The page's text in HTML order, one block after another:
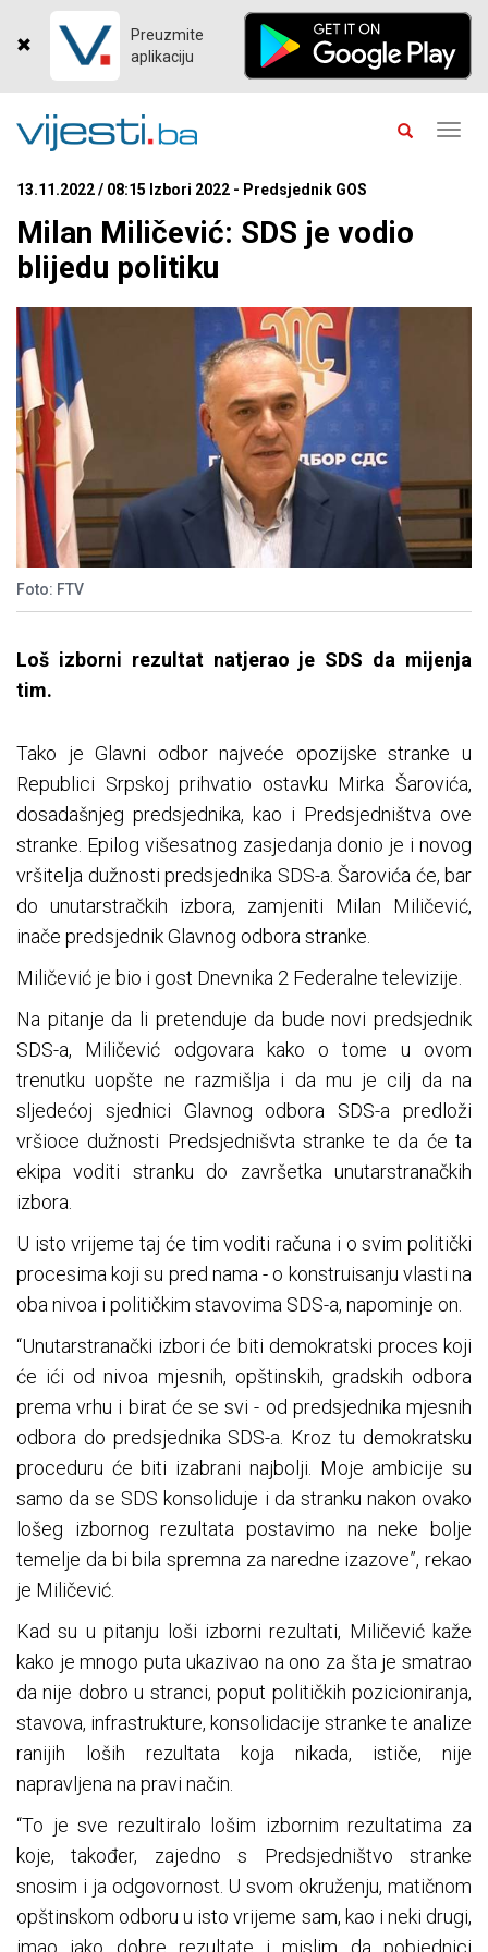
Preuzmite
aplikaciju
13.11.2022 / 08:15 Izbori 2022 - Predsjednik GOS
Milan Miličević: SDS je vodio
blijedu politiku
Foto: FTV
Loš izborni rezultat natjerao je SDS da mijenja
tim.
Tako je Glavni odbor najveće opozijske stranke u
Republici Srpskoj prihvatio ostavku Mirka Šarovića,
dosadašnjeg predsjednika, kao i Predsjedništva ove
stranke. Epilog višesatnog zasjedanja donio je i novog
vršitelja dužnosti predsjednika SDS-a. Šarovića će, bar
do unutarstračkih izbora, zamjeniti Milan Miličević,
inače predsjednik Glavnog odbora stranke.
Miličević je bio i gost Dnevnika 2 Federalne televizije.
Na pitanje da li pretenduje da bude novi predsjednik
SDS-a, Miličević odgovara kako o tome u ovom
trenutku uopšte ne razmišlja i da mu je cilj da na
sljedećoj sjednici Glavnog odbora SDS-a predloži
vršioce dužnosti Predsjednišvta stranke te da će ta
ekipa voditi stranku do završetka unutarstranačkih
izbora.
U isto vrijeme taj će tim voditi računa i o svim politički
procesima koji su pred nama - o konstruisanju vlasti na
oba nivoa i političkim stavovima SDS-a, napominje on.
“Unutarstranački izbori će biti demokratski proces koji
će ići od nivoa mjesnih, opštinskih, gradskih odbora
prema vrhu i birat će se svi - od predsjednika mjesnih
odbora do predsjednika SDS-a. Kroz tu demokratsku
proceduru će biti izabrani najbolji. Moje ambicije su
samo da se SDS konsoliduje i da stranku nakon ovako
lošeg izbornog rezultata postavimo na neke bolje
temelje da bi bila spremna za naredne izazove”, rekao
je Miličević.
Kad su u pitanju loši izborni rezultati, Miličević kaže
kako je mnogo puta ukazivao na ono za šta je smatrao
da nije dobro u stranci, poput političkih pozicioniranja,
stavova, infrastrukture, konsolidacije stranke te analize
ranijih loših rezultata koja nikada, ističe, nije
napravljena na pravi način.
“To je sve rezultiralo lošim izbornim rezultatima za
koje, također, zajedno s Predsjedništvo stranke
snosim i ja odgovornost. U svom okruženju, matičnom
opštinskom odboru u isto vrijeme sam, kao i neki drugi,
imao jako dobre rezultate i mislim da pobjednici